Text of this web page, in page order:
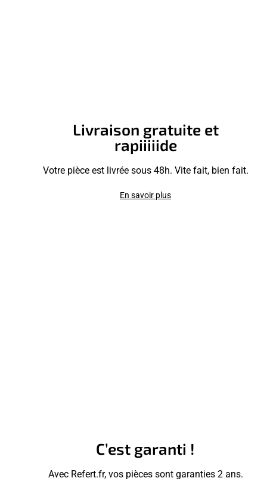
Livraison gratuite et
rapiiiiide
Votre pièce est livrée sous 48h. Vite fait, bien fait.
En savoir plus
C’est garanti !
Avec Refert.fr, vos pièces sont garanties 2 ans.